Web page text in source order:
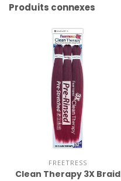
Produits connexes
FREETRESS
Clean Therapy 3X Braid